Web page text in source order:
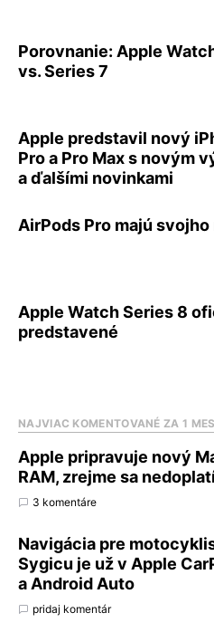
Porovnanie: Apple
vs. Series 7
Apple predstavil nový
Pro a Pro Max s novým
a ďalšími novinkami
AirPods Pro majú
Apple Watch Series 8
predstavené
NAJVIAC KOMENTOVANÉ ZA 1
Apple pripravuje nový
RAM, zrejme sa
3 komentáre
Navigácia pre
Sygicu je už v Apple
a Android Auto
pridaj komentár